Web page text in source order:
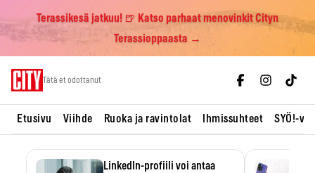
Terassikesä jatkuu! 🍺 Katso parhaat menovinkit Cityn
Terassioppaasta →
Tätä et odottanut
Etusivu Viihde Ruoka ja ravintolat Ihmissuhteet SYÖ!-
LinkedIn-profiili voi antaa